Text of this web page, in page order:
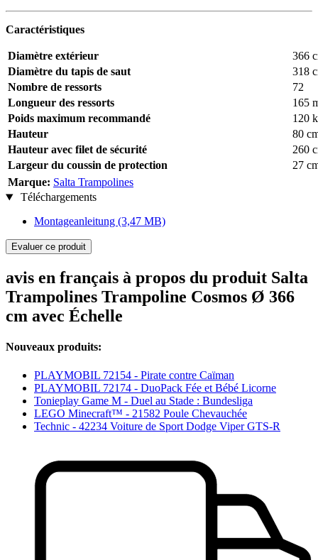
Caractéristiques
Diamètre extérieur
366
Diamètre du tapis de saut
318
Nombre de ressorts
72
Longueur des ressorts
165
Poids maximum recommandé
120
Hauteur
80
Hauteur avec filet de sécurité
260
Largeur du coussin de protection
27
Marque: Salta Trampolines
Téléchargements
Montageanleitung (3,47 MB)
Evaluer ce produit
avis en français à propos du produit Salta
Trampolines Trampoline Cosmos Ø 366
cm avec Échelle
Nouveaux produits:
PLAYMOBIL 72154 - Pirate contre Caïman
PLAYMOBIL 72174 - DuoPack Fée et Bébé Licorne
Tonieplay Game M - Duel au Stade : Bundesliga
LEGO Minecraft™ - 21582 Poule Chevauchée
Technic - 42234 Voiture de Sport Dodge Viper GTS-R